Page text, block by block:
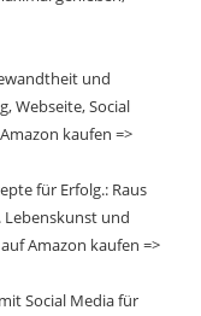
und
Webseite, Social
kaufen =>
für Erfolg.: Raus
Lebenskunst und
Amazon kaufen =>
Social Media für